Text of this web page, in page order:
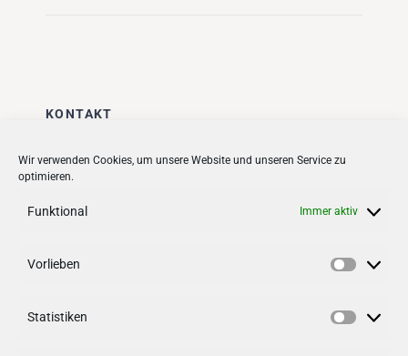
Wir verwenden Cookies, um unsere Website und unseren Service zu
optimieren.
Funktional Immer aktiv
Vorlieben
Statistiken
KONTAKT
Stadt + Handel City- und
Quartiersmanagement
Follow us on